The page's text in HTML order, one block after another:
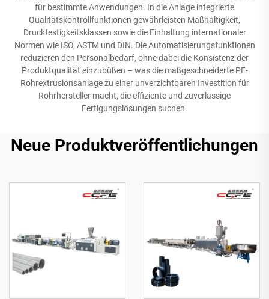
für bestimmte Anwendungen. In die Anlage integrierte
Qualitätskontrollfunktionen gewährleisten Maßhaltigkeit,
Druckfestigkeitsklassen sowie die Einhaltung internationaler
Normen wie ISO, ASTM und DIN. Die Automatisierungsfunktionen
reduzieren den Personalbedarf, ohne dabei die Konsistenz der
Produktqualität einzubüßen – was die maßgeschneiderte PE-
Rohrextrusionsanlage zu einer unverzichtbaren Investition für
Rohrhersteller macht, die effiziente und zuverlässige
Fertigungslösungen suchen.
Neue Produktveröffentlichungen